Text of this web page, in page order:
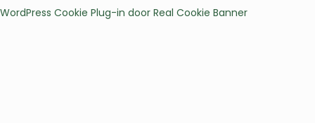
WordPress Cookie Plug-in door Real Cookie Banner